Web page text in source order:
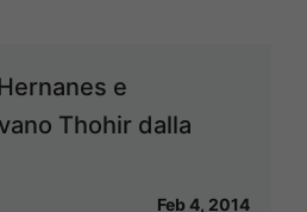
e
Thohir dalla
Feb 4, 2014